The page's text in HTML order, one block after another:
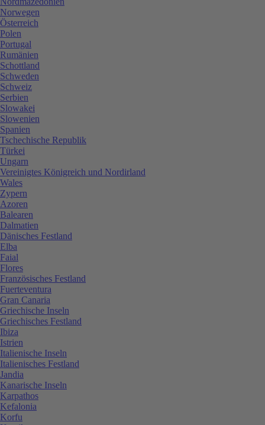
Norwegen
Österreich
Polen
Portugal
Rumänien
Schottland
Schweden
Schweiz
Serbien
Slowakei
Slowenien
Spanien
Tschechische Republik
Türkei
Ungarn
Vereinigtes Königreich und Nordirland
Wales
Zypern
Azoren
Balearen
Dalmatien
Dänisches Festland
Elba
Faial
Flores
Französisches Festland
Fuerteventura
Gran Canaria
Griechische Inseln
Griechisches Festland
Ibiza
Istrien
Italienische Inseln
Italienisches Festland
Jandia
Kanarische Inseln
Karpathos
Kefalonia
Korfu